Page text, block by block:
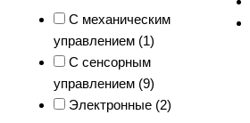
С механическим
управлением (1)
С сенсорным
управлением (9)
Электронные (2)